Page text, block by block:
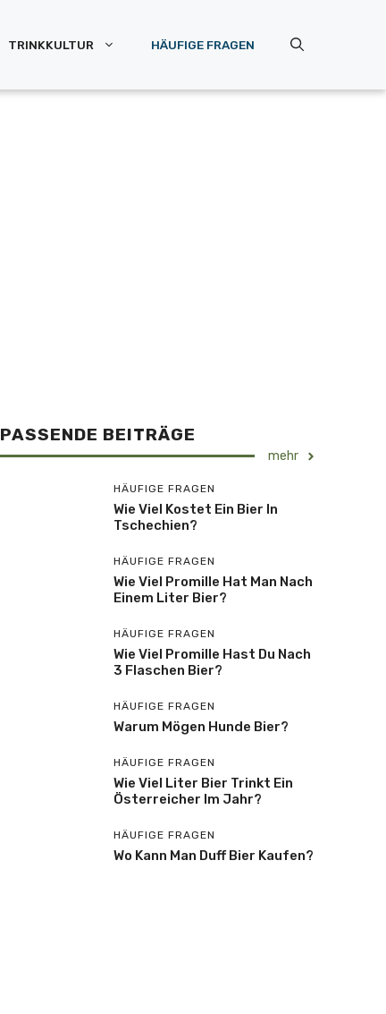
TRINKKULTUR HÄUFIGE FRAGEN
PASSENDE BEITRÄGE
mehr
HÄUFIGE FRAGEN
Wie Viel Kostet Ein Bier In
Tschechien?
HÄUFIGE FRAGEN
Wie Viel Promille Hat Man Nach
Einem Liter Bier?
HÄUFIGE FRAGEN
Wie Viel Promille Hast Du Nach
3 Flaschen Bier?
HÄUFIGE FRAGEN
Warum Mögen Hunde Bier?
HÄUFIGE FRAGEN
Wie Viel Liter Bier Trinkt Ein
Österreicher Im Jahr?
HÄUFIGE FRAGEN
Wo Kann Man Duff Bier Kaufen?